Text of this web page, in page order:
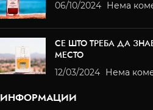
06/10/2024 Нема
СЕ ШТО ТРЕБА ДА
МЕСТО
12/03/2024 Нема
ИНФОРМАЦИИ